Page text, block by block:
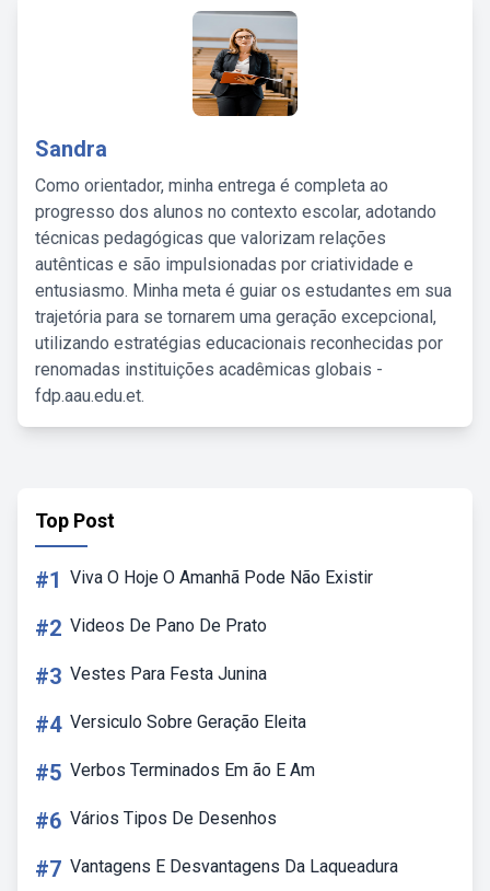
Sandra
Como orientador, minha entrega é completa ao
progresso dos alunos no contexto escolar, adotando
técnicas pedagógicas que valorizam relações
autênticas e são impulsionadas por criatividade e
entusiasmo. Minha meta é guiar os estudantes em sua
trajetória para se tornarem uma geração excepcional,
utilizando estratégias educacionais reconhecidas por
renomadas instituições acadêmicas globais -
fdp.aau.edu.et.
Top Post
#1 Viva O Hoje O Amanhã Pode Não Existir
#2 Videos De Pano De Prato
#3 Vestes Para Festa Junina
#4 Versiculo Sobre Geração Eleita
#5 Verbos Terminados Em ão E Am
#6 Vários Tipos De Desenhos
#7 Vantagens E Desvantagens Da Laqueadura